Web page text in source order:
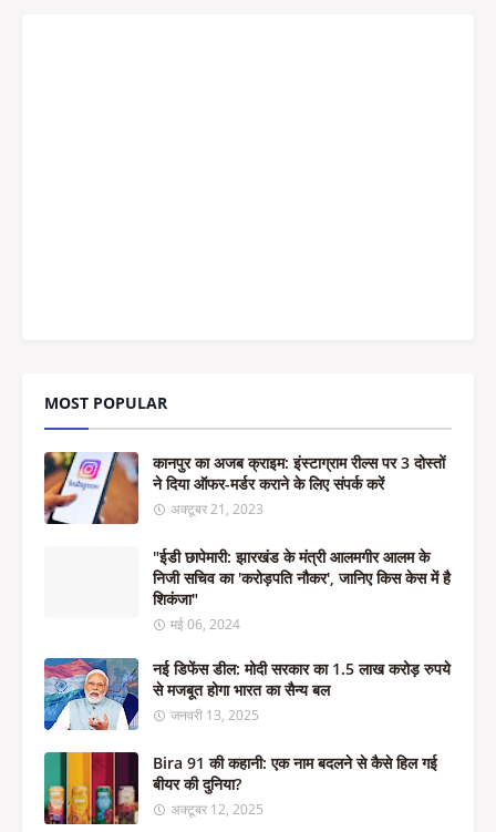
MOST POPULAR
कानपुर का अजब क्राइम: इंस्टाग्राम रील्स पर 3 दोस्तों
ने दिया ऑफर-मर्डर कराने के लिए संपर्क करें
अक्टूबर 21, 2023
"ईडी छापेमारी: झारखंड के मंत्री आलमगीर आलम के
निजी सचिव का 'करोड़पति नौकर', जानिए किस केस में है
शिकंजा"
मई 06, 2024
नई डिफेंस डील: मोदी सरकार का 1.5 लाख करोड़ रुपये
से मजबूत होगा भारत का सैन्य बल
जनवरी 13, 2025
Bira 91 की कहानी: एक नाम बदलने से कैसे हिल गई
बीयर की दुनिया?
अक्टूबर 12, 2025